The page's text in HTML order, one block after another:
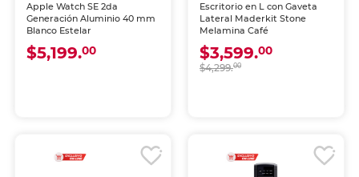
Apple Watch SE 2da
Generación Aluminio 40 mm
Blanco Estelar
$5,199.00
Escritorio en L con Gaveta
Lateral Maderkit Stone
Melamina Café
$3,599.00
$4,299.00